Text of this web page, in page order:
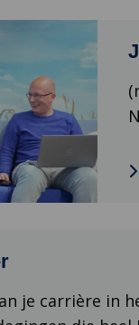
je carrière in